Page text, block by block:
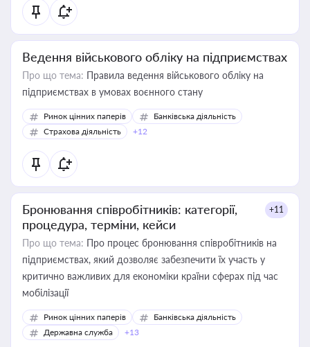
Ведення військового обліку на підприємствах
Про що тема: Правила ведення військового обліку на
підприємствах в умовах воєнного стану
Ринок цінних паперів
Банківська діяльність
Страхова діяльність
+12
Бронювання співробітників: категорії,
процедура, терміни, кейси
+11
Про що тема: Про процес бронювання співробітників на
підприємствах, який дозволяє забезпечити їх участь у
критично важливих для економіки країни сферах під час
мобілізації
Ринок цінних паперів
Банківська діяльність
Державна служба
+13